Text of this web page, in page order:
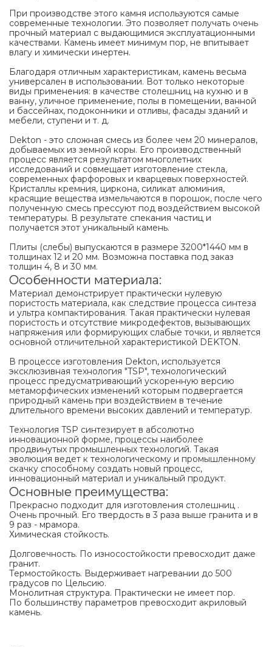
При производстве этого камня используются самые
современные технологии. Это позволяет получать очень
прочный материал с выдающимися эксплуатационными
качествами. Камень имеет минимум пор, не впитывает
влагу и химически инертен.
Благодаря отличным характеристикам, камень весьма
универсален в использовании. Вот только некоторые
виды применения: в качестве столешниц на кухню и в
ванну, уличное применение, полы в помещении, ванной
и бассейнах, подоконники и отливы, фасады зданий и
мебели, ступени и т. д.
Dekton - это сложная смесь из более чем 20 минералов,
добываемых из земной коры. Его производственный
процесс является результатом многолетних
исследований и совмещает изготовление стекла,
современных фарфоровых и кварцевых поверхностей.
Кристаллы кремния, циркона, силикат алюминия,
красящие вещества измельчаются в порошок, после чего
полученную смесь прессуют под воздействием высокой
температуры. В результате спекания частиц и
получается этот уникальный камень.
Плиты (слебы) выпускаются в размере 3200*1440 мм в
толщинах 12 и 20 мм. Возможна поставка под заказ
толщин 4, 8 и 30 мм.
Особенности материала:
Материал демонстрирует практически нулевую
пористость материала, как следствие процесса синтеза
и ультра компактирования. Такая практически нулевая
пористость и отсутствие микродефектов, вызывающих
напряжения или формирующих слабые точки, и является
основной отличительной характеристикой DEKTON.
В процессе изготовления Dekton, используется
эксклюзивная технология "TSP", технологический
процесс предусматривающий ускоренную версию
метаморфических изменений которым подвергается
природный камень при воздействием в течение
длительного времени высоких давлений и температур.
Технология TSP синтезирует в абсолютно
инновационной форме, процессы наиболее
продвинутых промышленных технологий. Такая
эволюция ведет к технологическому и промышленному
скачку способному создать новый процесс,
инновационный материал и уникальный продукт.
Основные преимущества:
Прекрасно подходит для изготовления столешниц .
Очень прочный. Его твердость в 3 раза выше гранита и в
9 раз - мрамора.
Химическая стойкость.
Долговечность. По износостойкости превосходит даже
гранит.
Термостойкость. Выдерживает нагревании до 500
градусов по Цельсию.
Монолитная структура. Практически не имеет пор.
По большинству параметров превосходит акриловый
камень.